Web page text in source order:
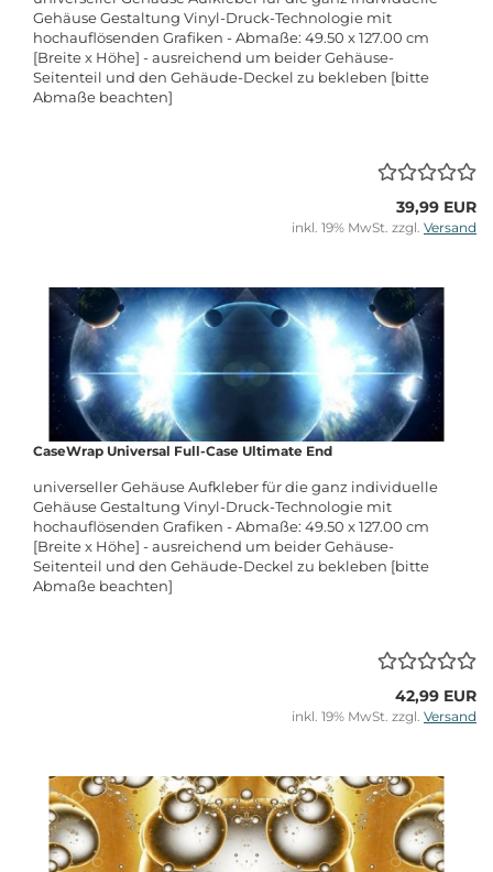
Gehäuse Gestaltung Vinyl-Druck-Technologie mit
hochauflösenden Grafiken - Abmaße: 49.50 x 127.00 cm
[Breite x Höhe] - ausreichend um beider Gehäuse-
Seitenteil und den Gehäude-Deckel zu bekleben [bitte
Abmaße beachten]
39,99 EUR
inkl. 19% MwSt. zzgl. Versand
CaseWrap Universal Full-Case Ultimate End
universeller Gehäuse Aufkleber für die ganz individuelle
Gehäuse Gestaltung Vinyl-Druck-Technologie mit
hochauflösenden Grafiken - Abmaße: 49.50 x 127.00 cm
[Breite x Höhe] - ausreichend um beider Gehäuse-
Seitenteil und den Gehäude-Deckel zu bekleben [bitte
Abmaße beachten]
42,99 EUR
inkl. 19% MwSt. zzgl. Versand